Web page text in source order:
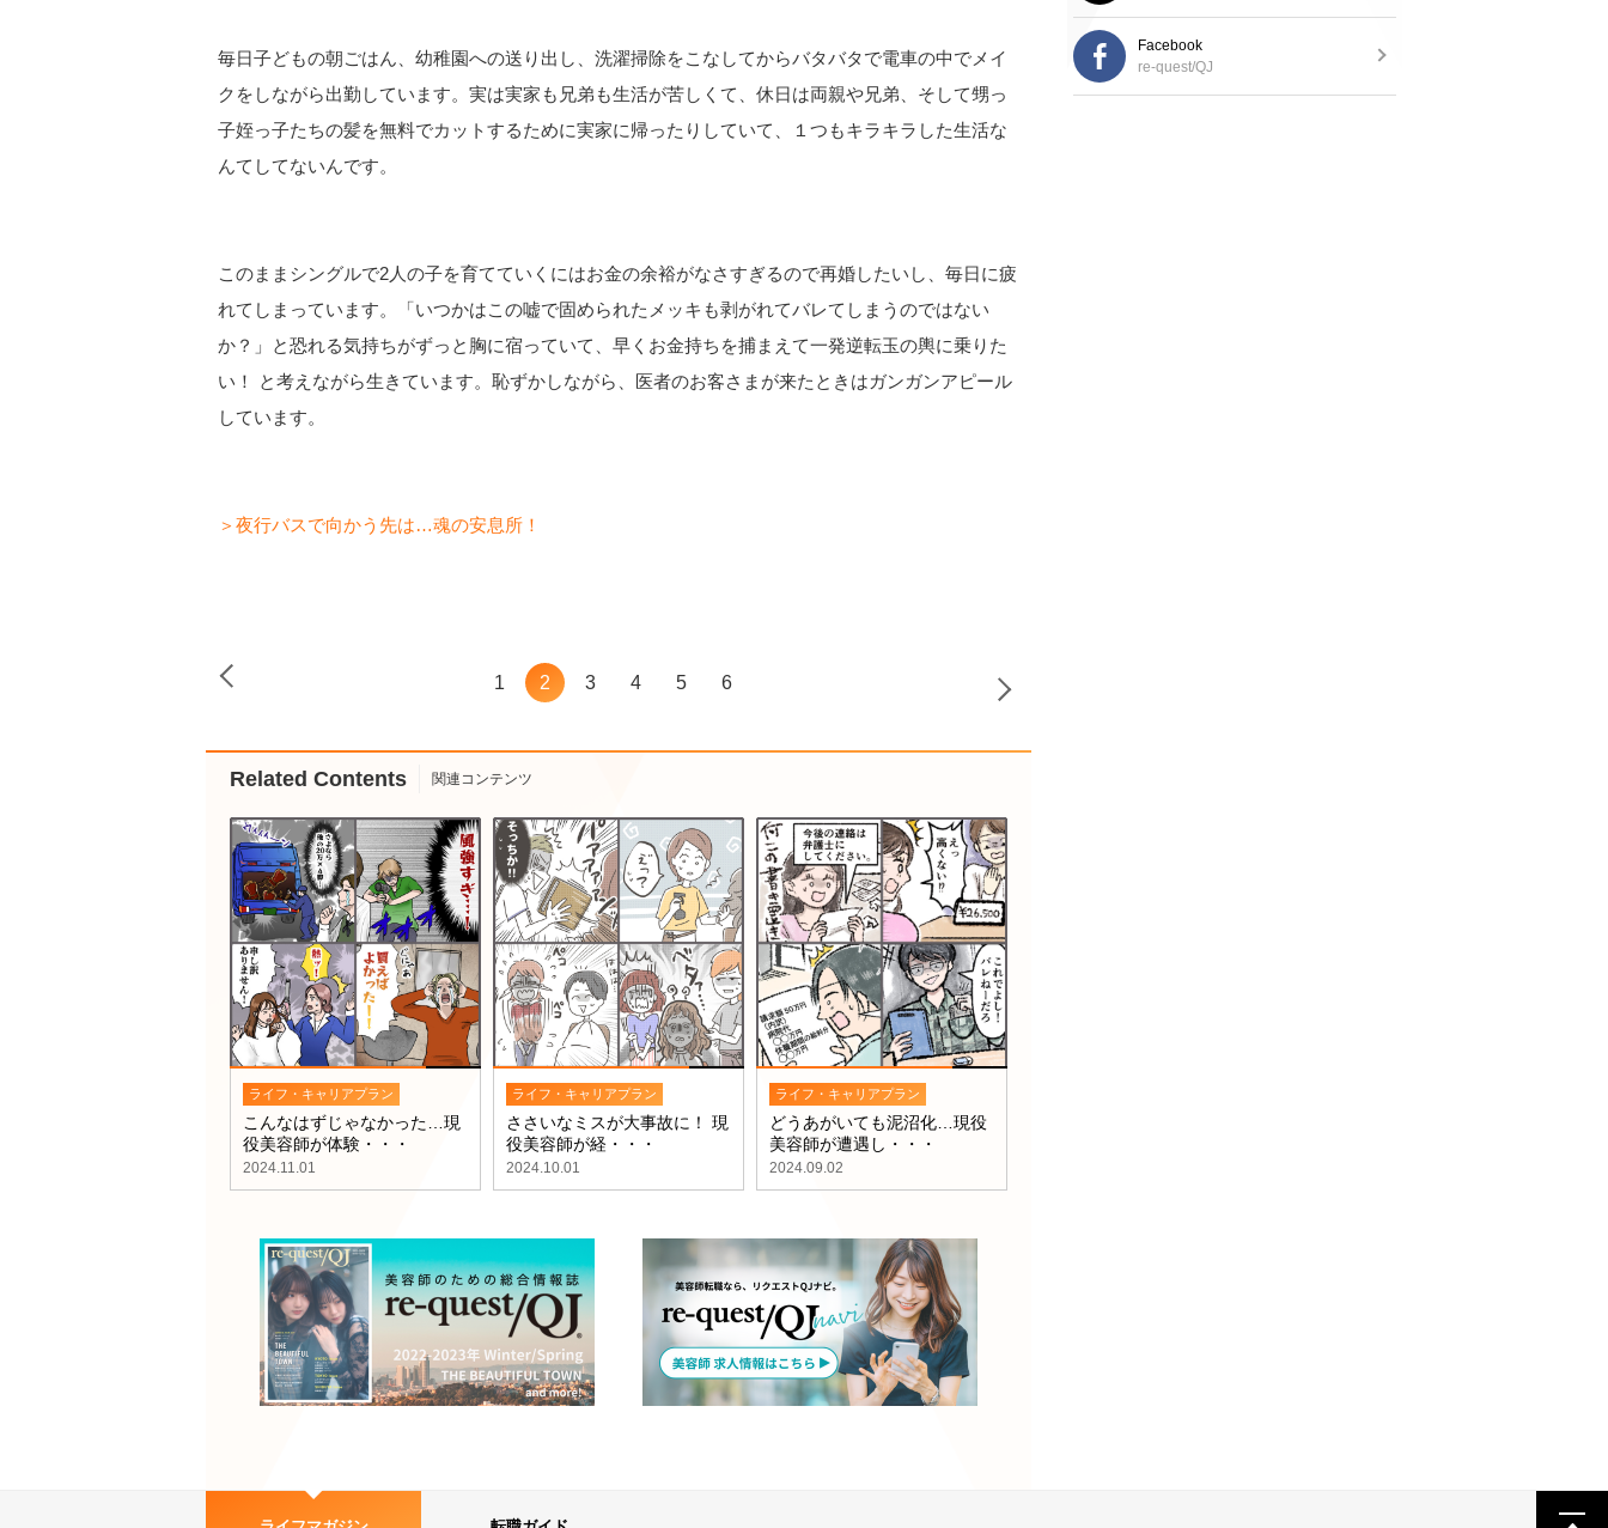
毎日子どもの朝ごはん、幼稚園への送り出し、洗濯掃除をこなしてからバタバタで電車の中でメイ
クをしながら出勤しています。実は実家も兄弟も生活が苦しくて、休日は両親や兄弟、そして甥っ
子姪っ子たちの髪を無料でカットするために実家に帰ったりしていて、１つもキラキラした生活な
んてしてないんです。
このままシングルで2人の子を育てていくにはお金の余裕がなさすぎるので再婚したいし、毎日に疲
れてしまっています。「いつかはこの嘘で固められたメッキも剥がれてバレてしまうのではない
か？」と恐れる気持ちがずっと胸に宿っていて、早くお金持ちを捕まえて一発逆転玉の輿に乗りた
い！ と考えながら生きています。恥ずかしながら、医者のお客さまが来たときはガンガンアピール
しています。
＞夜行バスで向かう先は…魂の安息所！
1 2 3 4 5 6
Related Contents 関連コンテンツ
ライフ・キャリアプラン
こんなはずじゃなかった…現
役美容師が体験・・・
2024.11.01
ライフ・キャリアプラン
ささいなミスが大事故に！ 現
役美容師が経・・・
2024.10.01
ライフ・キャリアプラン
どうあがいても泥沼化…現役
美容師が遭遇し・・・
2024.09.02
Facebook
re-quest/QJ